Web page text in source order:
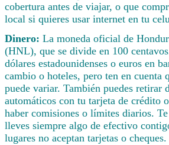
cobertura antes de viajar, o que
local si quieres usar internet en tu
Dinero: La moneda oficial de
(HNL), que se divide en 100
dólares estadounidenses o euros en
cambio o hoteles, pero ten en cuenta
puede variar. También puedes retirar
automáticos con tu tarjeta de crédito
haber comisiones o límites diarios.
lleves siempre algo de efectivo
lugares no aceptan tarjetas o cheques.